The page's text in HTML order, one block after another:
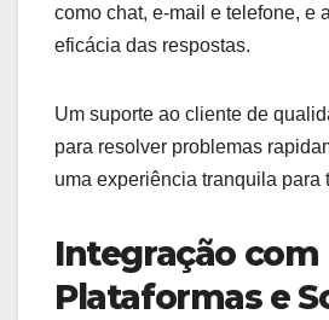
como chat, e-mail e telefone, e
eficácia das respostas.
Um suporte ao cliente de
para resolver problemas
uma experiência tranquila para
Integração com
Plataformas e